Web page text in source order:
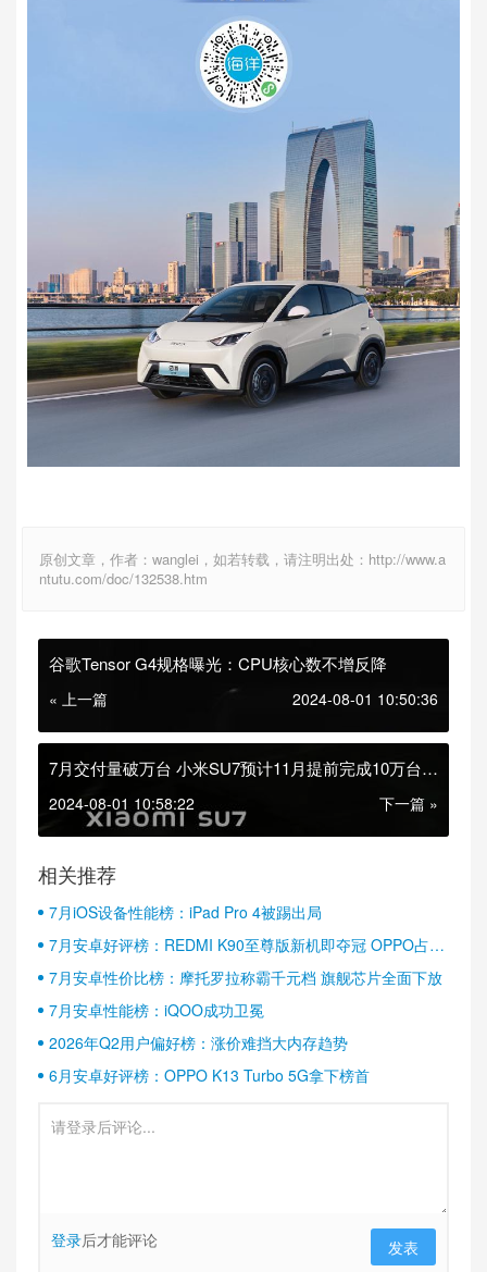
原创文章，作者：wanglei，如若转载，请注明出处：http://www.a
ntutu.com/doc/132538.htm
谷歌Tensor G4规格曝光：CPU核心数不增反降
« 上一篇 2024-08-01 10:50:36
7月交付量破万台 小米SU7预计11月提前完成10万台目
2024-08-01 10:58:22 下一篇 »
相关推荐
7月iOS设备性能榜：iPad Pro 4被踢出局
7月安卓好评榜：REDMI K90至尊版新机即夺冠 OPPO占据
半壁江山
7月安卓性价比榜：摩托罗拉称霸千元档 旗舰芯片全面下放
7月安卓性能榜：iQOO成功卫冕
2026年Q2用户偏好榜：涨价难挡大内存趋势
6月安卓好评榜：OPPO K13 Turbo 5G拿下榜首
登录后才能评论 发表